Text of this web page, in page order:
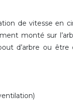
de vitesse en
monté sur
d’arbre ou être